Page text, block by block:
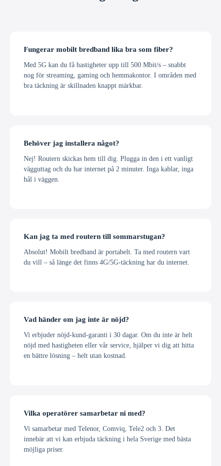
Fungerar mobilt bredband lika bra som fiber?
Med 5G kan du få hastigheter upp till 500 Mbit/s – snabbt
nog för streaming, gaming och hemmakontor. I områden med
bra täckning är skillnaden knappt märkbar.
Behöver jag installera något?
Nej! Routern skickas hem till dig. Plugga in den i ett vanligt
vägguttag och du har internet på 2 minuter. Inga kablar, inga
hål i väggen.
Kan jag ta med routern till sommarstugan?
Absolut! Mobilt bredband är portabelt. Ta med routern vart
du vill – så länge det finns 4G/5G-täckning har du internet.
Vad händer om jag inte är nöjd?
Vi erbjuder nöjd-kund-garanti i 30 dagar. Om du inte är helt
nöjd med hastigheten eller vår service, hjälper vi dig att hitta
en bättre lösning – helt utan kostnad.
Vilka operatörer samarbetar ni med?
Vi samarbetar med Telenor, Comviq, Tele2 och 3. Det
innebär att vi kan erbjuda täckning i hela Sverige med bästa
möjliga priser.